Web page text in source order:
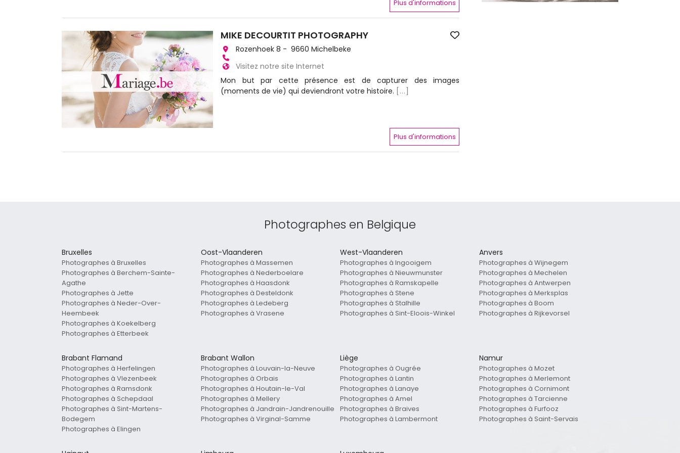
Plus d'informations
MIKE DECOURTIT PHOTOGRAPHY
Rozenhoek 8 - 9660 Michelbeke
Visitez notre site Internet
Mon but par cette présence est de capturer des images
(moments de vie) qui deviendront votre histoire. [...]
Plus d'informations
Photographes en Belgique
Bruxelles
Photographes à Bruxelles
Photographes à Berchem-Sainte-
Agathe
Photographes à Jette
Photographes à Neder-Over-
Heembeek
Photographes à Koekelberg
Photographes à Etterbeek
Oost-Vlaanderen
Photographes à Massemen
Photographes à Nederboelare
Photographes à Haasdonk
Photographes à Desteldonk
Photographes à Ledeberg
Photographes à Vrasene
West-Vlaanderen
Photographes à Ingooigem
Photographes à Nieuwmunster
Photographes à Ramskapelle
Photographes à Stene
Photographes à Stalhille
Photographes à Sint-Eloois-Winkel
Anvers
Photographes à Wijnegem
Photographes à Mechelen
Photographes à Antwerpen
Photographes à Merksplas
Photographes à Boom
Photographes à Rijkevorsel
Brabant Flamand
Photographes à Herfelingen
Photographes à Vlezenbeek
Photographes à Ramsdonk
Photographes à Schepdaal
Photographes à Sint-Martens-
Bodegem
Photographes à Elingen
Brabant Wallon
Photographes à Louvain-la-Neuve
Photographes à Orbais
Photographes à Houtain-le-Val
Photographes à Mellery
Photographes à Jandrain-Jandrenouille
Photographes à Virginal-Samme
Liège
Photographes à Ougrée
Photographes à Lantin
Photographes à Lanaye
Photographes à Amel
Photographes à Braives
Photographes à Lambermont
Namur
Photographes à Mozet
Photographes à Merlemont
Photographes à Cornimont
Photographes à Tarcienne
Photographes à Furfooz
Photographes à Saint-Servais